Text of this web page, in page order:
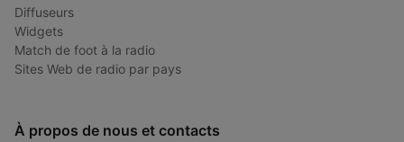
Diffuseurs
Widgets
Match de foot à la radio
Sites Web de radio par pays
À propos de nous et contacts